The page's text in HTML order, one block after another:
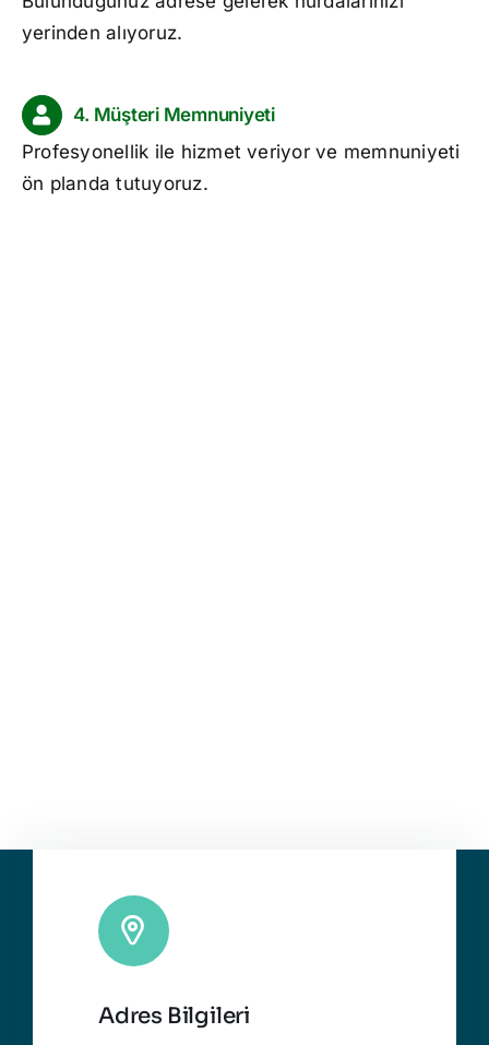
yerinden alıyoruz.
4. Müşteri Memnuniyeti
Profesyonellik ile hizmet veriyor ve memnuniyeti
ön planda tutuyoruz.
Adres Bilgileri